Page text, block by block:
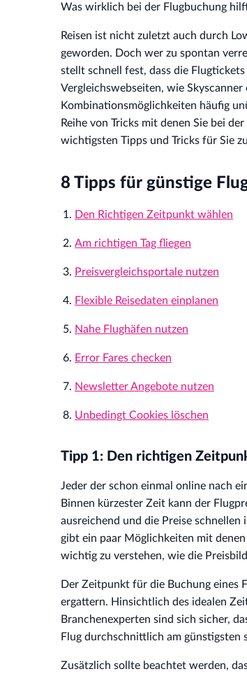
Was wirklich bei der Flugbuchung
Reisen ist nicht zuletzt auch durch
geworden. Doch wer zu spontan
stellt schnell fest, dass die
Vergleichswebseiten, wie
Kombinationsmöglichkeiten häufig
Reihe von Tricks mit denen Sie bei
wichtigsten Tipps und Tricks für Sie
8 Tipps für günstige
Den Richtigen Zeitpunkt wählen
Am richtigen Tag fliegen
Preisvergleichsportale nutzen
Flexible Reisedaten einplanen
Nahe Flughäfen nutzen
Error Fares checken
Newsletter Angebote nutzen
Unbedingt Cookies löschen
Tipp 1: Den richtigen
Jeder der schon einmal online nach
Binnen kürzester Zeit kann der
ausreichend und die Preise
gibt ein paar Möglichkeiten mit
wichtig zu verstehen, wie die
Der Zeitpunkt für die Buchung eines
ergattern. Hinsichtlich des idealen
Branchenexperten sind sich sicher,
Flug durchschnittlich am günstigsten
Zusätzlich sollte beachtet werden,